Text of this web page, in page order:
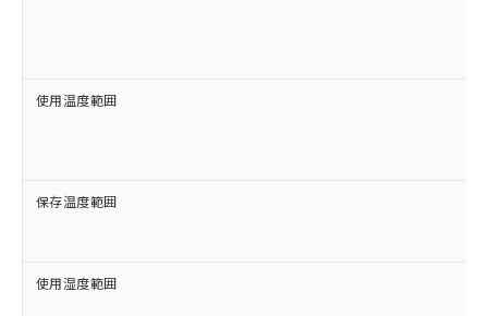
使用温度範囲
保存温度範囲
使用湿度範囲